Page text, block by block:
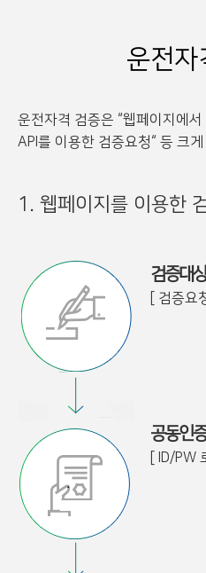
운전자
운전자격 검증은 “웹페이지에
API를 이용한 검증요청“ 등 크
1. 웹페이지를 이용한
검증대
[ 검증요
공동인
[ ID/PW